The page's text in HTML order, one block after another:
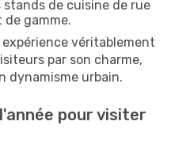
de cuisine de rue
gamme.
véritablement
par son charme,
dynamisme urbain.
pour visiter